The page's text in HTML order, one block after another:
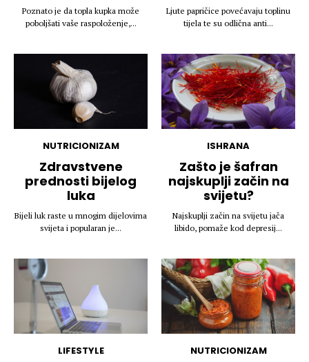
Poznato je da topla kupka može
poboljšati vaše raspoloženje,...
Ljute papričice povećavaju toplinu
tijela te su odlična anti...
NUTRICIONIZAM
Zdravstvene
prednosti bijelog
luka
Bijeli luk raste u mnogim dijelovima
svijeta i popularan je...
ISHRANA
Zašto je šafran
najskuplji začin na
svijetu?
Najskuplji začin na svijetu jača
libido, pomaže kod depresij...
LIFESTYLE NUTRICIONIZAM